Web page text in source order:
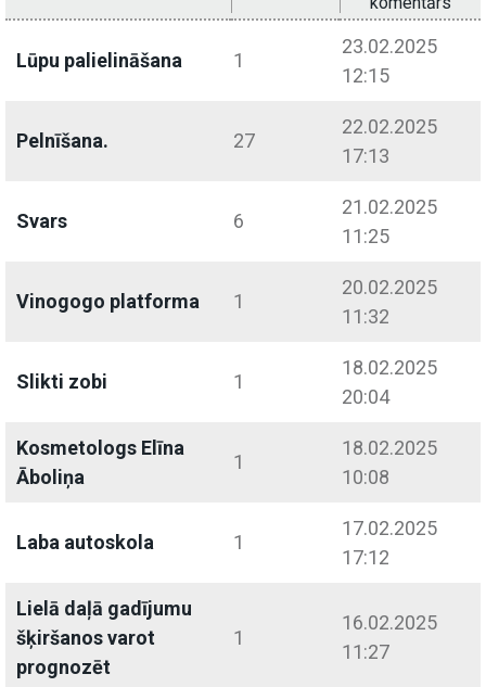
Lūpu palielināšana 1
23.02.2025
12:15
Pelnīšana. 27
22.02.2025
17:13
Svars 6
21.02.2025
11:25
Vinogogo platforma 1
20.02.2025
11:32
Slikti zobi 1
18.02.2025
20:04
Kosmetologs Elīna
Āboliņa
1
18.02.2025
10:08
Laba autoskola 1
17.02.2025
17:12
Lielā daļā gadījumu
šķiršanos varot
prognozēt
1
16.02.2025
11:27